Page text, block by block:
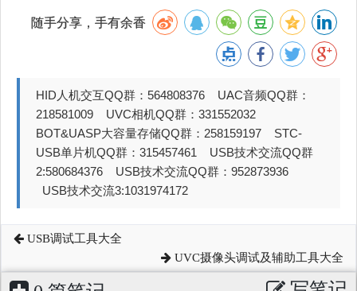
随手分享，手有余香
HID人机交互QQ群：564808376 UAC音频QQ群：
218581009 UVC相机QQ群：331552032
BOT&UASP大容量存储QQ群：258159197 STC-
USB单片机QQ群：315457461 USB技术交流QQ群
2:580684376 USB技术交流QQ群：952873936
USB技术交流3:1031974172
USB调试工具大全
UVC摄像头调试及辅助工具大全